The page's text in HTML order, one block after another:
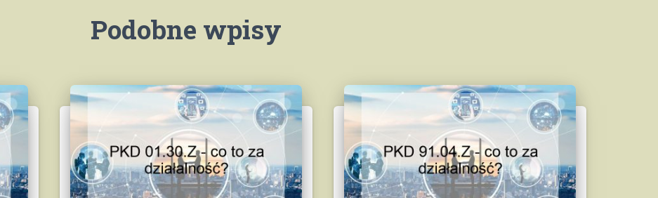
Podobne wpisy